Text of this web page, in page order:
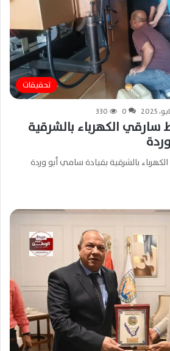
تحقيقات
0
330
الكهرباء بالشرقية
بالشرقية بقيادة سامي أبو وردة